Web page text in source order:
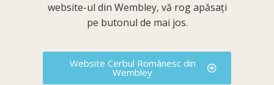
website-ul din Wembley, vă rog apăsați
pe butonul de mai jos.
Website Cerbul Românesc din
Wembley